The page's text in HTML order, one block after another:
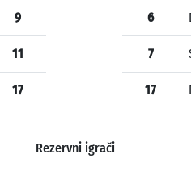
9
11
17
6
7
17
Rezervni igrači